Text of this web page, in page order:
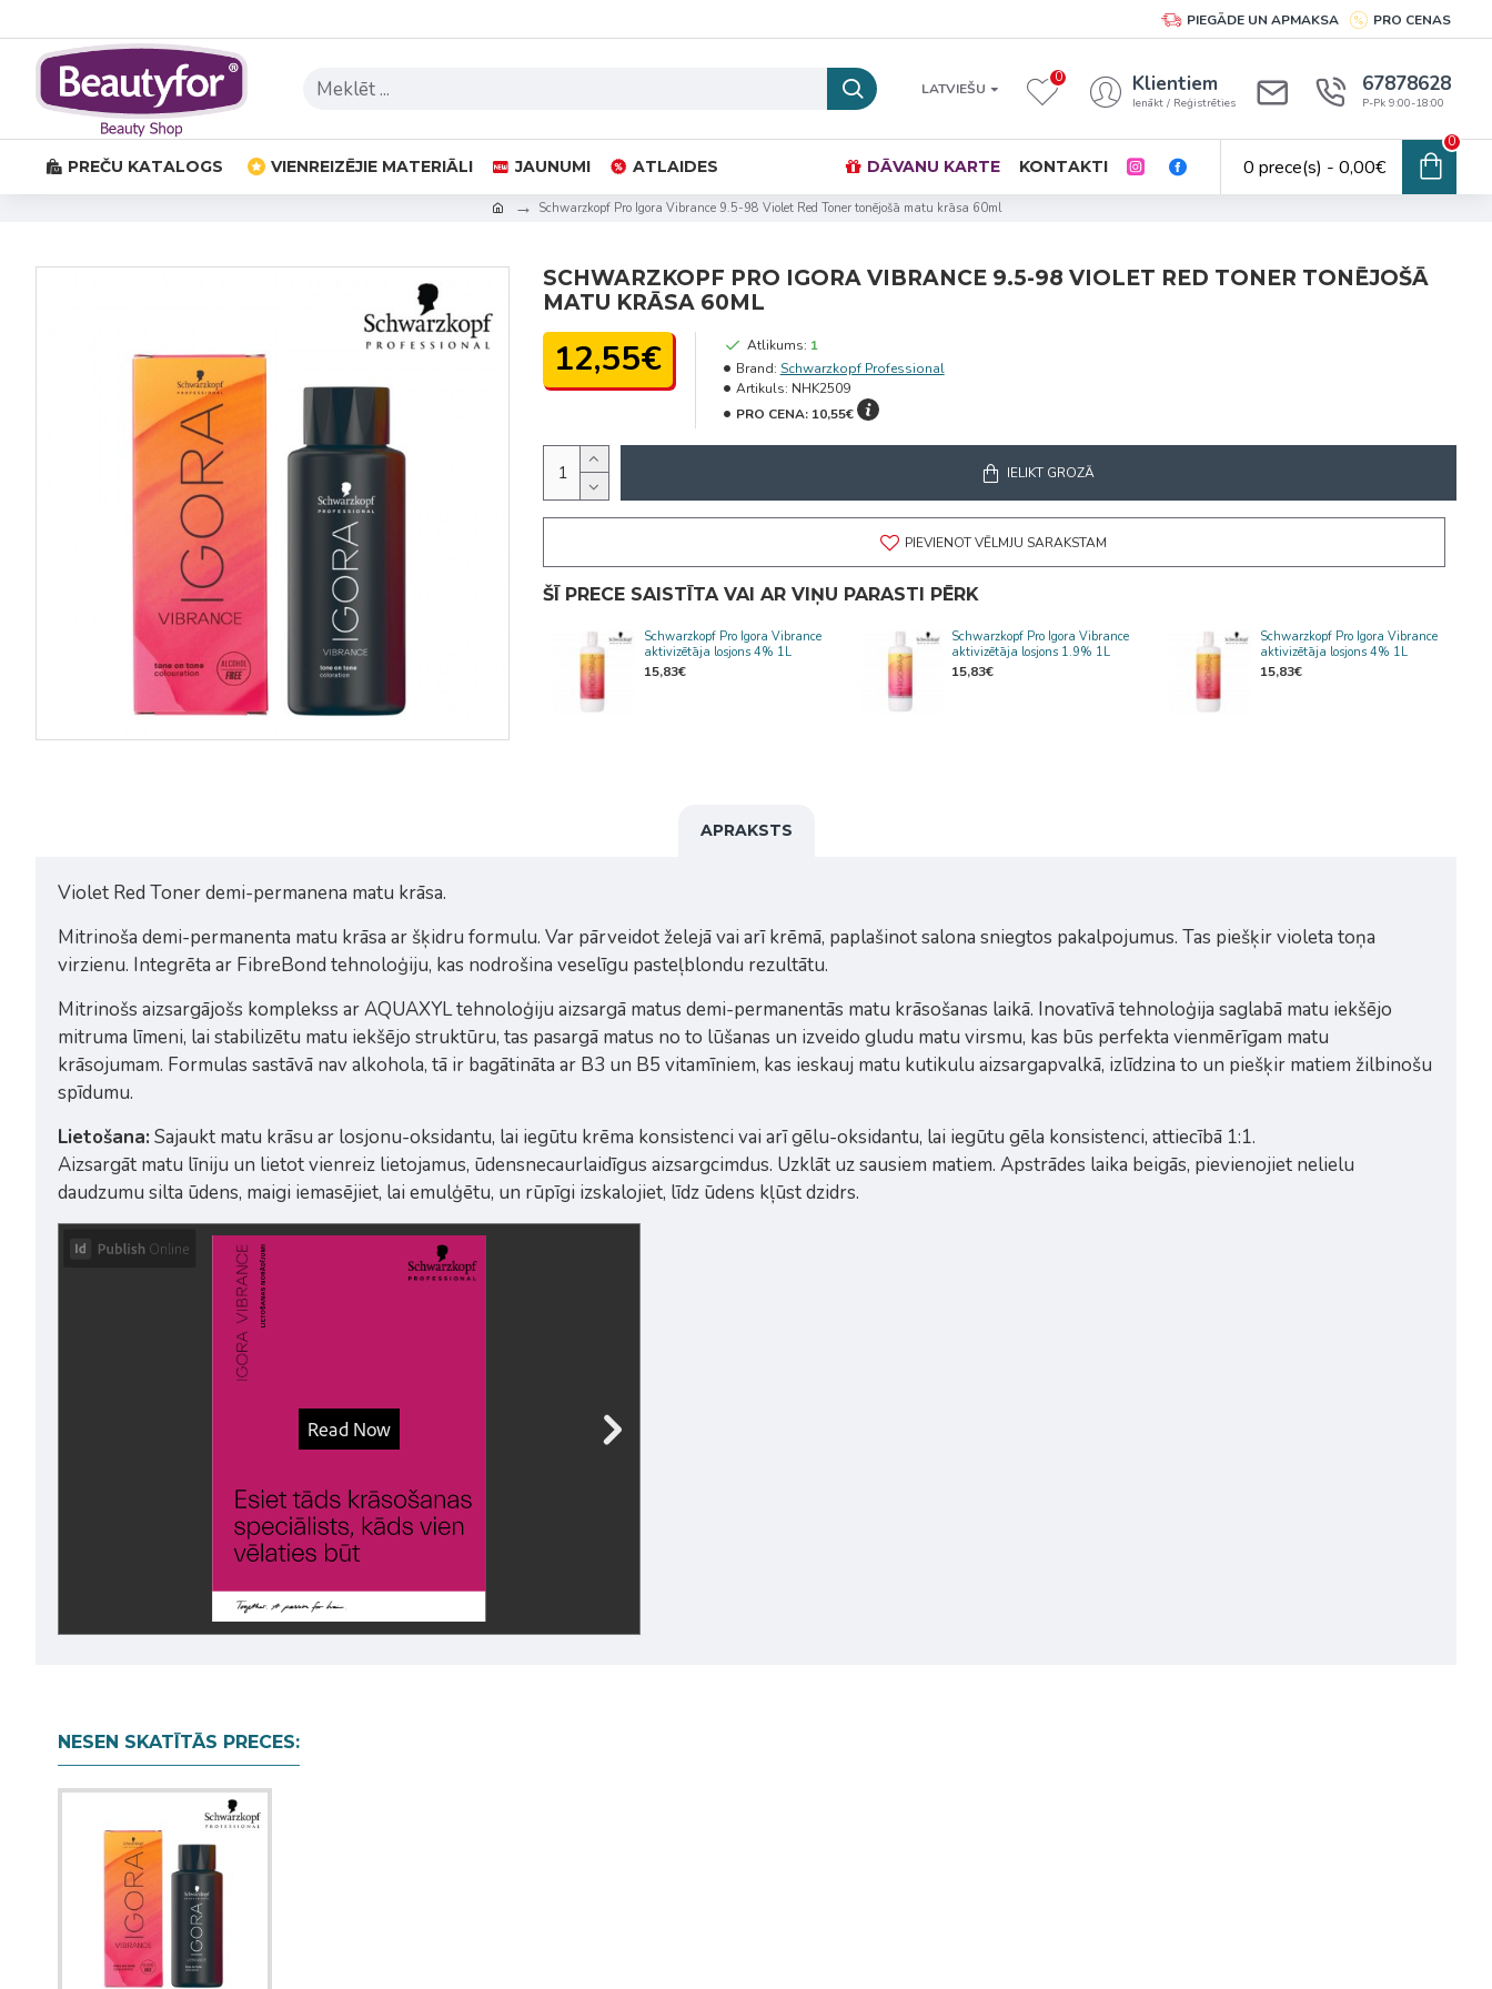
PIEGĀDE UN APMAKSA PRO CENAS
LATVIEŠU
0 Klientiem
Ienākt / Reģistrēties
67878628
P-Pk 9:00-18:00
PREČU KATALOGS VIENREIZĒJIE MATERIĀLI JAUNUMI ATLAIDES DĀVANU KARTE KONTAKTI 0 prece(s) - 0,00€
0
Schwarzkopf Pro Igora Vibrance 9.5-98 Violet Red Toner tonējošā matu krāsa 60ml
SCHWARZKOPF PRO IGORA VIBRANCE 9.5-98 VIOLET RED TONER TONĒJOŠĀ
MATU KRĀSA 60ML
12,55€ Atlikums: 1
Brand: Schwarzkopf Professional
Artikuls: NHK2509
PRO CENA: 10,55€
IELIKT GROZĀ
PIEVIENOT VĒLMJU SARAKSTAM
ŠĪ PRECE SAISTĪTA VAI AR VIŅU PARASTI PĒRK
Schwarzkopf Pro Igora Vibrance
aktivizētāja losjons 4% 1L
15,83€
Schwarzkopf Pro Igora Vibrance
aktivizētāja losjons 1.9% 1L
15,83€
Schwarzkopf Pro Igora Vibrance
aktivizētāja losjons 4% 1L
15,83€
APRAKSTS
Violet Red Toner demi-permanena matu krāsa.
Mitrinoša demi-permanenta matu krāsa ar šķidru formulu. Var pārveidot želejā vai arī krēmā, paplašinot salona sniegtos pakalpojumus. Tas piešķir violeta toņa
virzienu. Integrēta ar FibreBond tehnoloģiju, kas nodrošina veselīgu pasteļblondu rezultātu.
Mitrinošs aizsargājošs komplekss ar AQUAXYL tehnoloģiju aizsargā matus demi-permanentās matu krāsošanas laikā. Inovatīvā tehnoloģija saglabā matu iekšējo
mitruma līmeni, lai stabilizētu matu iekšējo struktūru, tas pasargā matus no to lūšanas un izveido gludu matu virsmu, kas būs perfekta vienmērīgam matu
krāsojumam. Formulas sastāvā nav alkohola, tā ir bagātināta ar B3 un B5 vitamīniem, kas ieskauj matu kutikulu aizsargapvalkā, izlīdzina to un piešķir matiem žilbinošu
spīdumu.
Lietošana: Sajaukt matu krāsu ar losjonu-oksidantu, lai iegūtu krēma konsistenci vai arī gēlu-oksidantu, lai iegūtu gēla konsistenci, attiecībā 1:1.
Aizsargāt matu līniju un lietot vienreiz lietojamus, ūdensnecaurlaidīgus aizsargcimdus. Uzklāt uz sausiem matiem. Apstrādes laika beigās, pievienojiet nelielu
daudzumu silta ūdens, maigi iemasējiet, lai emulģētu, un rūpīgi izskalojiet, līdz ūdens kļūst dzidrs.
NESEN SKATĪTĀS PRECES: